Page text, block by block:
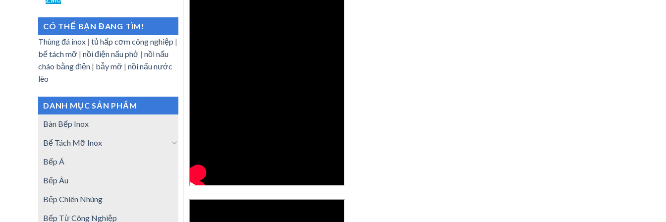
CÓ THỂ BẠN ĐANG TÌM!
Thùng đá inox | tủ hấp cơm công nghiệp |
bể tách mỡ | nồi điện nấu phở | nồi nấu
cháo bằng điện | bẫy mỡ | nồi nấu nước
lèo
DANH MỤC SẢN PHẨM
Bàn Bếp Inox
Bể Tách Mỡ Inox
Bếp Á
Bếp Âu
Bếp Chiên Nhúng
Bếp Từ Công Nghiệp